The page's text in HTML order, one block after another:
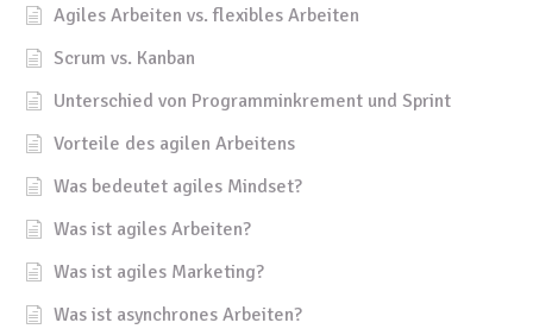
Agiles Arbeiten vs. flexibles Arbeiten
Scrum vs. Kanban
Unterschied von Programminkrement und Sprint
Vorteile des agilen Arbeitens
Was bedeutet agiles Mindset?
Was ist agiles Arbeiten?
Was ist agiles Marketing?
Was ist asynchrones Arbeiten?